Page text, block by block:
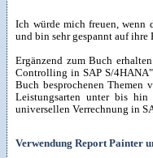
Ich würde mich freuen, wenn
und bin sehr gespannt auf
Ergänzend zum Buch
Controlling in SAP S/
Buch besprochenen Themen
Leistungsarten unter bis
universellen Verrechnung in
Verwendung Report Painter